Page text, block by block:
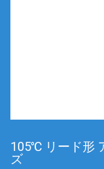
105℃ リード形
ズ